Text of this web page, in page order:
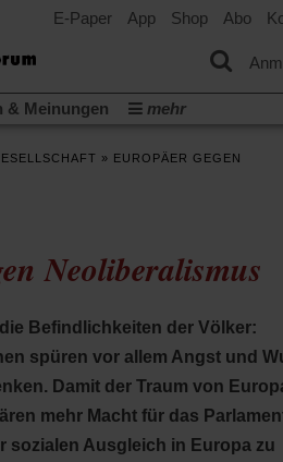
E-Paper App Shop Abo
& Meinungen
mehr
e.V.
Die Erderwärmung
Reichtum
einem
neuen
Tab)
Intelligenz(Öffnet
einem
neuen
Was gibt
denken Krieg in der Ukraine
Podcast »Veranstaltungen«
Schriftgröße ändern:
» EUROPÄER GEGEN
Neoliberalismus
Befindlichkeiten der Völker:
spüren vor allem Angst und
Damit der Traum von
mehr Macht für das
sozialen Ausgleich in Europa zu